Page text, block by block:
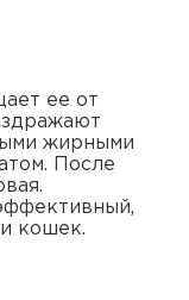
ее от
жирными
После
кошек.